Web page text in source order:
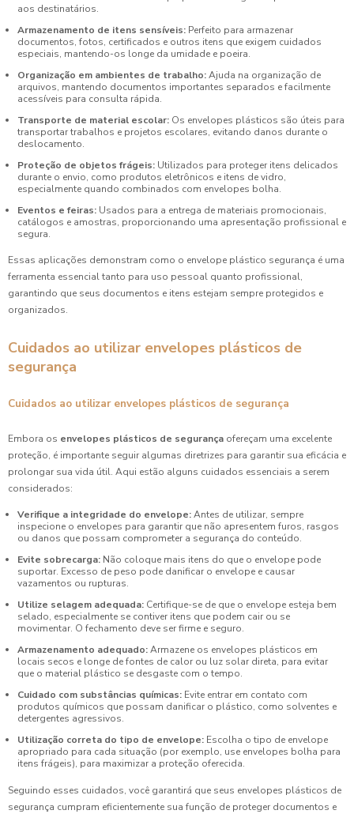
aos destinatários.
Armazenamento de itens sensíveis: Perfeito para armazenar
documentos, fotos, certificados e outros itens que exigem cuidados
especiais, mantendo-os longe da umidade e poeira.
Organização em ambientes de trabalho:Ajuda na organização de
arquivos, mantendo documentos importantes separados e facilmente
acessíveis para consulta rápida.
Transporte de material escolar: Os envelopes plásticos são úteis para
transportar trabalhos e projetos escolares, evitando danos durante o
deslocamento.
Proteção de objetos frágeis: Utilizados para proteger itens delicados
durante o envio, como produtos eletrônicos e itens de vidro,
especialmente quando combinados com envelopes bolha.
Eventos e feiras: Usados para a entrega de materiais promocionais,
catálogos e amostras, proporcionando uma apresentação profissional e
segura.
Essas aplicações demonstram como o envelope plástico segurança é uma
ferramenta essencial tanto para uso pessoal quanto profissional,
garantindo que seus documentos e itens estejam sempre protegidos e
organizados.
Cuidados ao utilizar envelopes plásticos de
segurança
Cuidados ao utilizar envelopes plásticos de segurança
Embora os envelopes plásticos de segurança ofereçam uma excelente
proteção, é importante seguir algumas diretrizes para garantir sua eficácia e
prolongar sua vida útil. Aqui estão alguns cuidados essenciais a serem
considerados:
Verifique a integridade do envelope:Antes de utilizar, sempre
inspecione o envelopes para garantir que não apresentem furos, rasgos
ou danos que possam comprometer a segurança do conteúdo.
Evite sobrecarga: Não coloque mais itens do que o envelope pode
suportar. Excesso de peso pode danificar o envelope e causar
vazamentos ou rupturas.
Utilize selagem adequada: Certifique-se de que o envelope esteja bem
selado, especialmente se contiver itens que podem cair ou se
movimentar. O fechamento deve ser firme e seguro.
Armazenamento adequado:Armazene os envelopes plásticos em
locais secos e longe de fontes de calor ou luz solar direta, para evitar
que o material plástico se desgaste com o tempo.
Cuidado com substâncias químicas: Evite entrar em contato com
produtos químicos que possam danificar o plástico, como solventes e
detergentes agressivos.
Utilização correta do tipo de envelope: Escolha o tipo de envelope
apropriado para cada situação (por exemplo, use envelopes bolha para
itens frágeis), para maximizar a proteção oferecida.
Seguindo esses cuidados, você garantirá que seus envelopes plásticos de
segurança cumpram eficientemente sua função de proteger documentos e